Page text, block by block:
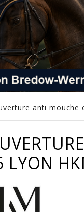
anti mouche
LYON